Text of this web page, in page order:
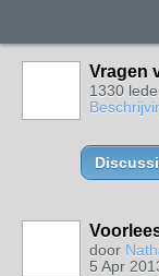
Vragen
1330
door
5 Apr